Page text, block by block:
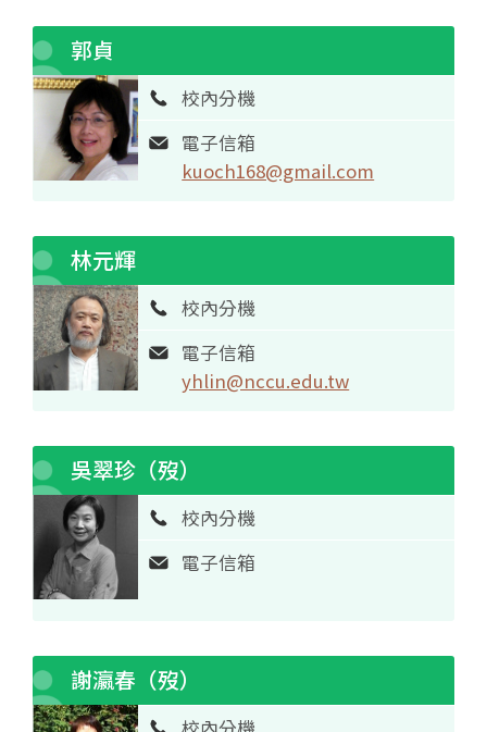
郭貞
校內分機
電子信箱
kuoch168@gmail.com
林元輝
校內分機
電子信箱
yhlin@nccu.edu.tw
吳翠珍（歿）
校內分機
電子信箱
謝瀛春（歿）